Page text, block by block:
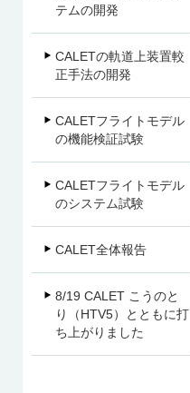
テムの開発
CALETの軌道上装置較
正手法の開発
CALETフライトモデル
の機能検証試験
CALETフライトモデル
のシステム試験
CALET全体報告
8/19 CALET こうのと
り（HTV5）とともに打
ち上がりました